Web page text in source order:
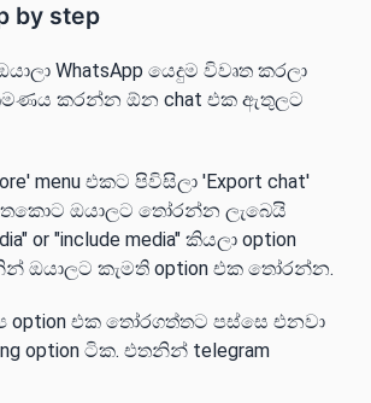
by step
WhatsApp යෙදුම විවෘත කරලා
කරන්න ඕන chat එක ඇතුලට
menu එකට පිවිසිලා 'Export chat'
ඔයාලට තෝරන්න ලැබෙයි
or "include media" කියලා option
ඔයාලට කැමති option එක තෝරන්න.
option එක තෝරගත්තට පස්සෙ එනවා
option ටික. එතනින් telegram